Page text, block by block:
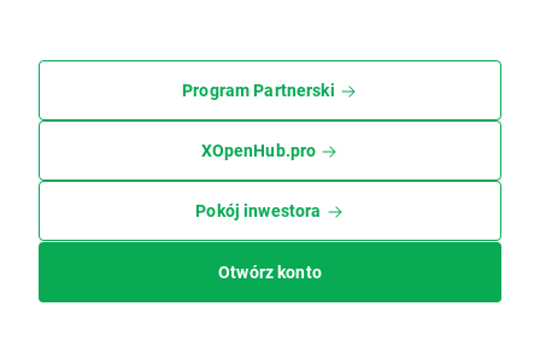
Program Partnerski
XOpenHub.pro
Pokój inwestora
Otwórz konto